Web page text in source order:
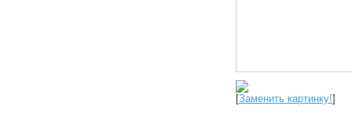
[Заменить картинку!]